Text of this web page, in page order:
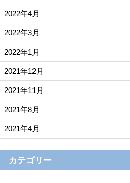
2022年4月
2022年3月
2022年1月
2021年12月
2021年11月
2021年8月
2021年4月
カテゴリー